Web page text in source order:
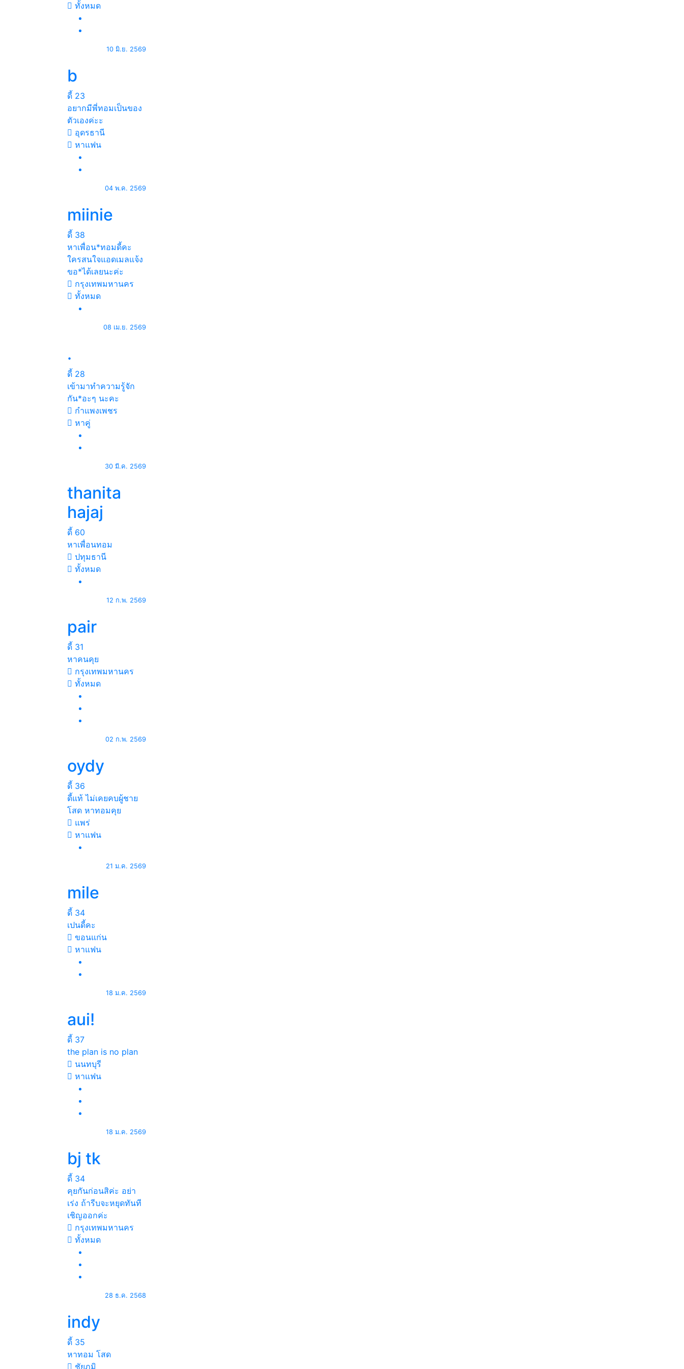
ทั้งหมด
10 มิ.ย. 2569
b
ดี้ 23
อยากมีพี่ทอมเป็นของ
ตัวเองค่ะะ
อุดรธานี
หาแฟน
04 พ.ค. 2569
miinie
ดี้ 38
หาเพื่อน*ทอมดี้คะ
ใครสนใจแอดเมลแจ้ง
ขอ*ได้เลยนะค่ะ
กรุงเทพมหานคร
ทั้งหมด
08 เม.ย. 2569
.
ดี้ 28
เข้ามาทำความรู้จัก
กัน*อะๆ นะคะ
กำแพงเพชร
หาคู่
30 มี.ค. 2569
thanita
hajaj
ดี้ 60
หาเพื่อนทอม
ปทุมธานี
ทั้งหมด
12 ก.พ. 2569
pair
ดี้ 31
หาคนคุย
กรุงเทพมหานคร
ทั้งหมด
02 ก.พ. 2569
oydy
ดี้ 36
ดี้แท้ ไม่เคยคบผู้ชาย
โสด หาทอมคุย
แพร่
หาแฟน
21 ม.ค. 2569
mile
ดี้ 34
เปนดี้คะ
ขอนแก่น
หาแฟน
18 ม.ค. 2569
aui!
ดี้ 37
the plan is no plan
นนทบุรี
หาแฟน
18 ม.ค. 2569
bj tk
ดี้ 34
คุยกันก่อนสิค่ะ อย่า
เร่ง ถ้ารีบจะหยุดทันที
เชิญออกค่ะ
กรุงเทพมหานคร
ทั้งหมด
28 ธ.ค. 2568
indy
ดี้ 35
หาทอม โสด
ชัยภูมิ